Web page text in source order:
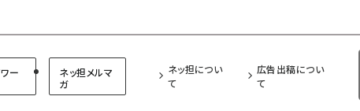
ー
ネッ担メルマ
ガ
ネッ担につい
て
広告出稿につい
て